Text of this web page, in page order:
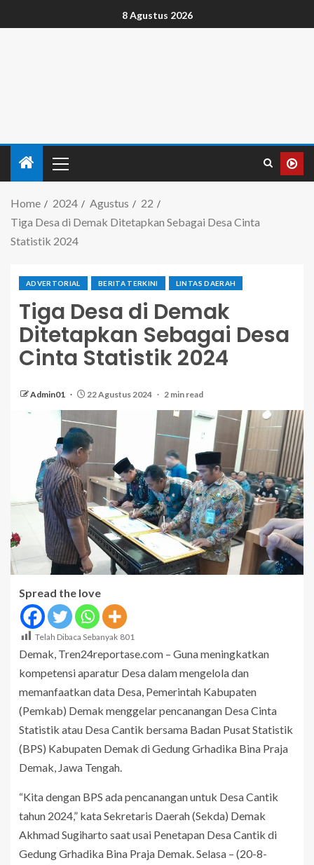
8 Agustus 2026
Home 2024 Agustus
22
Tiga Desa di Demak Ditetapkan Sebagai Desa Cinta
Statistik 2024
ADVERTORIAL BERITA TERKINI LINTAS DAERAH
Tiga Desa di Demak
Ditetapkan Sebagai Desa
Cinta Statistik 2024
Admin01 22 Agustus 2024 2 min read
Spread the love
Telah Dibaca Sebanyak 801
Demak, Tren24reportase.com – Guna meningkatkan
kompetensi aparatur Desa dalam mengelola dan
memanfaatkan data Desa, Pemerintah Kabupaten
(Pemkab) Demak menggelar pencanangan Desa Cinta
Statistik atau Desa Cantik bersama Badan Pusat Statistik
(BPS) Kabupaten Demak di Gedung Grhadika Bina Praja
Demak, Jawa Tengah.
“Kita dengan BPS ada pencanangan untuk Desa Cantik
tahun 2024,” kata Sekretaris Daerah (Sekda) Demak
Akhmad Sugiharto saat usai Penetapan Desa Cantik di
Gedung Grhadika Bina Praja Demak. Selasa – (20-8-